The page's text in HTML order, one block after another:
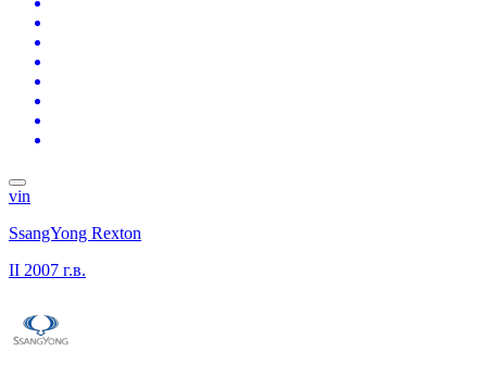
vin
SsangYong Rexton
II 2007 г.в.